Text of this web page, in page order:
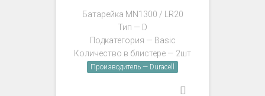
Батарейка MN1300 / LR20
Тип — D
Подкатегория — Basic
Количество в блистере — 2шт
Производитель — Duracell